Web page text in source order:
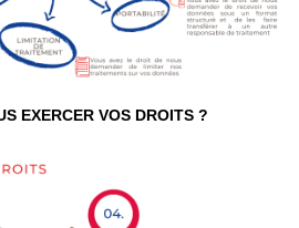
EXERCER VOS DROITS ?